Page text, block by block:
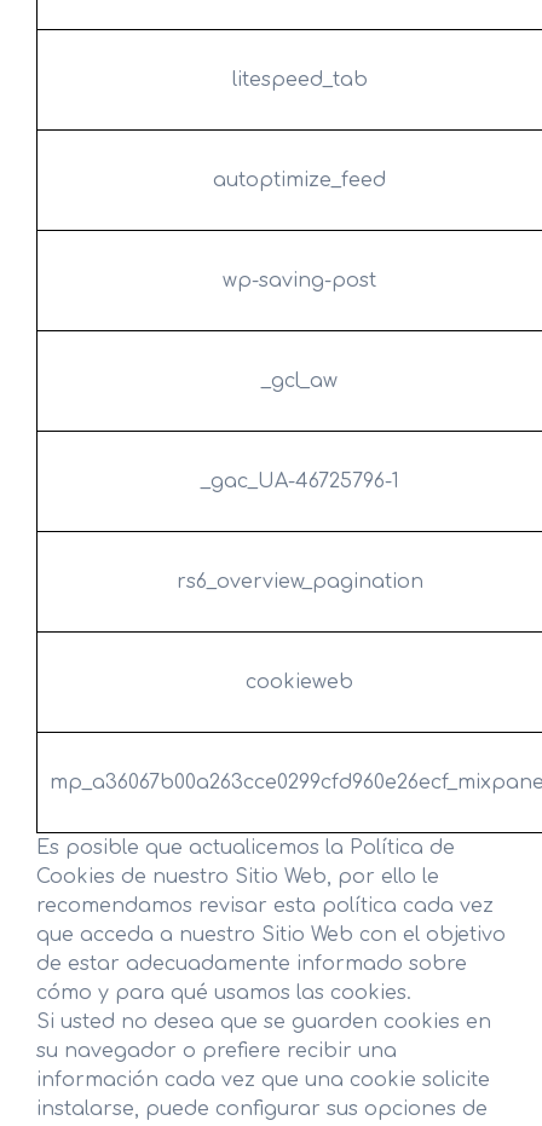
litespeed_tab
autoptimize_feed
wp-saving-post
_gcl_aw
_gac_UA-46725796-1
rs6_overview_pagination
cookieweb
Es posible que actualicemos la Política de
Cookies de nuestro Sitio Web, por ello le
recomendamos revisar esta política cada vez
que acceda a nuestro Sitio Web con el objetivo
de estar adecuadamente informado sobre
cómo y para qué usamos las cookies.
Si usted no desea que se guarden cookies en
su navegador o prefiere recibir una
información cada vez que una cookie solicite
instalarse, puede configurar sus opciones de